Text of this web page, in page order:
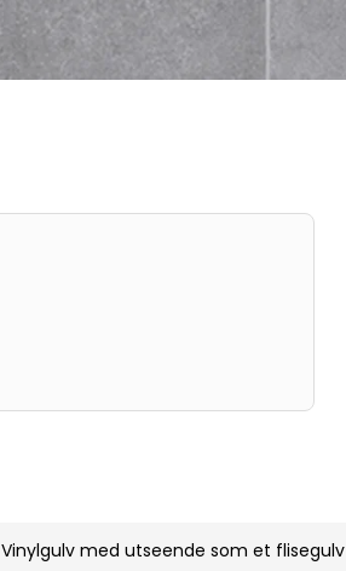
Vinylgulv med utseende som et flisegulv